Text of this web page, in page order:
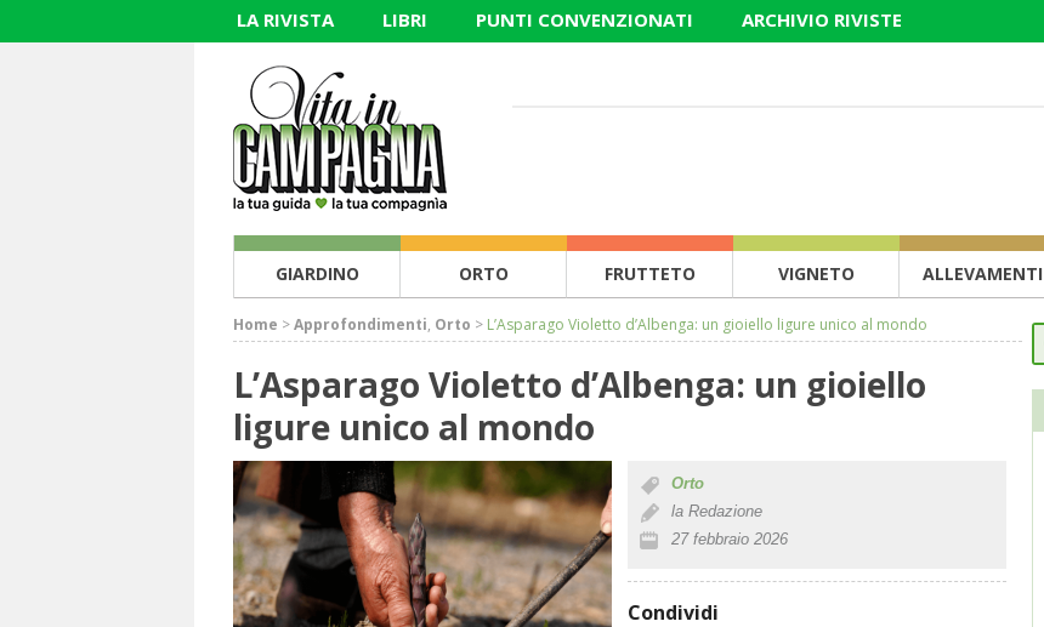
LA RIVISTA LIBRI PUNTI CONVENZIONATI ARCHIVIO RIVISTE
GIARDINO ORTO FRUTTETO VIGNETO ALLEVAMENTI
Home >Approfondimenti, Orto > L’Asparago Violetto d’Albenga: un gioiello ligure unico al mondo
L’Asparago Violetto d’Albenga: un gioiello
ligure unico al mondo
Orto
la Redazione
27 febbraio 2026
Condividi